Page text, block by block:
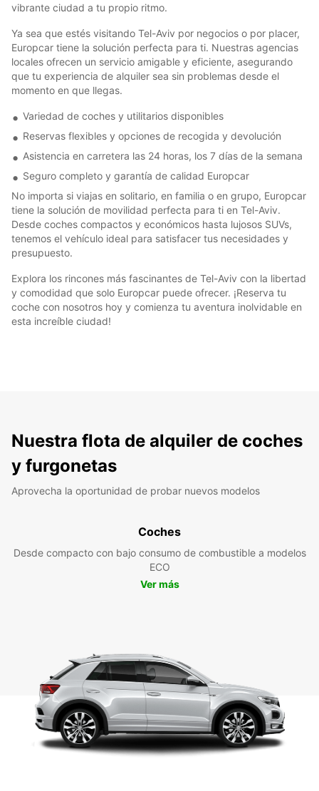
vibrante ciudad a tu propio ritmo.
Ya sea que estés visitando Tel-Aviv por negocios o por placer,
Europcar tiene la solución perfecta para ti. Nuestras agencias
locales ofrecen un servicio amigable y eficiente, asegurando
que tu experiencia de alquiler sea sin problemas desde el
momento en que llegas.
Variedad de coches y utilitarios disponibles
Reservas flexibles y opciones de recogida y devolución
Asistencia en carretera las 24 horas, los 7 días de la semana
Seguro completo y garantía de calidad Europcar
No importa si viajas en solitario, en familia o en grupo, Europcar
tiene la solución de movilidad perfecta para ti en Tel-Aviv.
Desde coches compactos y económicos hasta lujosos SUVs,
tenemos el vehículo ideal para satisfacer tus necesidades y
presupuesto.
Explora los rincones más fascinantes de Tel-Aviv con la libertad
y comodidad que solo Europcar puede ofrecer. ¡Reserva tu
coche con nosotros hoy y comienza tu aventura inolvidable en
esta increíble ciudad!
Nuestra flota de alquiler de coches
y furgonetas
Aprovecha la oportunidad de probar nuevos modelos
Coches
Desde compacto con bajo consumo de combustible a modelos
ECO
Ver más